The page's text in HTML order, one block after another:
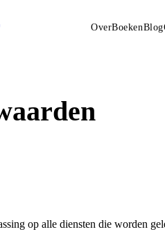
OverBoekenBlog
op alle diensten die worden